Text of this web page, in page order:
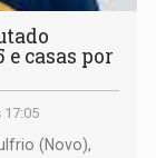
e casas por
17:05
(Novo),